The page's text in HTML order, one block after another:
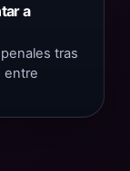
a
tras
entre